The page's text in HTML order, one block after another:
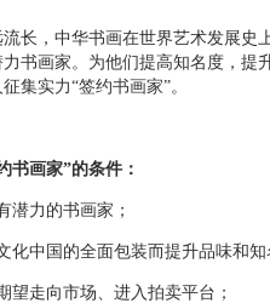
，中华书画在世界艺术发展史
书画家。为他们提高知名度，提
征集实力“签约书画家”。
画家”的条件：
力的书画家；
中国的全面包装而提升品味和知
走向市场、进入拍卖平台；